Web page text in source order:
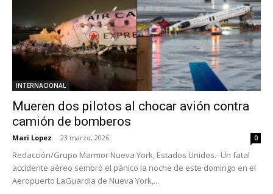
INTERNACIONAL
Mueren dos pilotos al chocar avión contra
camión de bomberos
Mari Lopez - 23 marzo, 2026 0
Redacción/Grupo Marmor Nueva York, Estados Unidos.- Un fatal
accidente aéreo sembró el pánico la noche de este domingo en el
Aeropuerto LaGuardia de Nueva York,...